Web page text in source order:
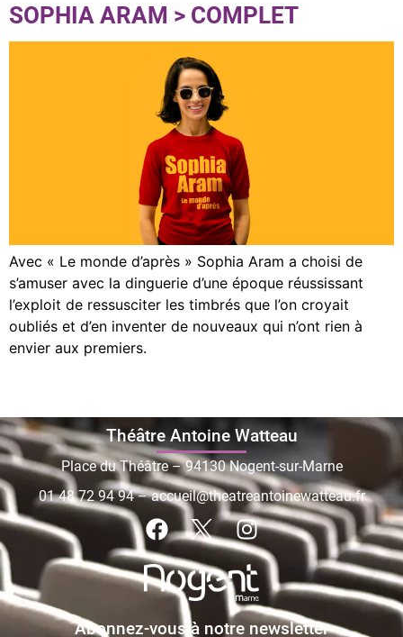
SOPHIA ARAM > COMPLET
Avec « Le monde d’après » Sophia Aram a choisi de
s’amuser avec la dinguerie d’une époque réussissant
l’exploit de ressusciter les timbrés que l’on croyait
oubliés et d’en inventer de nouveaux qui n’ont rien à
envier aux premiers.
Théâtre Antoine Watteau
Place du Théâtre – 94130 Nogent-sur-Marne
01 48 72 94 94–accueil@theatreantoinewatteau.fr
Abonnez-vous à notre newsletter